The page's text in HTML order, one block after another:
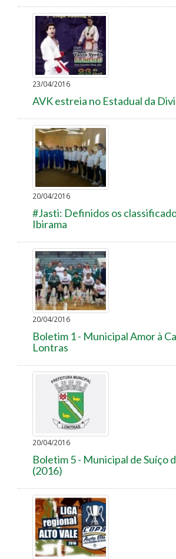
23/04/2016
AVK estreia no Estadual da
20/04/2016
#Jasti: Definidos os
Ibirama
20/04/2016
Boletim 1 - Municipal Amor à
Lontras
20/04/2016
Boletim 5 - Municipal de Suíço
(2016)